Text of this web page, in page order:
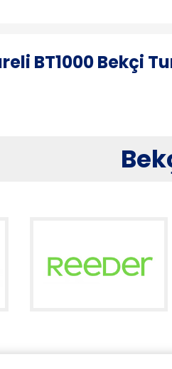
BT1000 Bekçi